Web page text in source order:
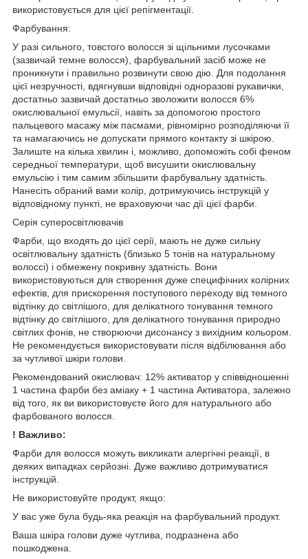
використовується для цієї репігментації.
Фарбування:
У разі сильного, товстого волосся зі щільними лусочками
(зазвичай темне волосся), фарбувальний засіб може не
проникнути і правильно розвинути свою дію. Для подолання
цієї незручності, вдягнувши відповідні одноразові рукавички,
достатньо зазвичай достатньо зволожити волосся 6%
окислювальної емульсії, навіть за допомогою простого
пальцевого масажу між пасмами, рівномірно розподіляючи її
та намагаючись не допускати прямого контакту зі шкірою.
Залиште на кілька хвилин і, можливо, допоможіть собі феном
середньої температури, щоб висушити окислювальну
емульсію і тим самим збільшити фарбувальну здатність.
Нанесіть обраний вами колір, дотримуючись інструкцій у
відповідному пункті, не враховуючи час дії цієї фарби.
Серія суперосвітлювачів
Фарби, що входять до цієї серії, мають не дуже сильну
освітлювальну здатність (близько 5 тонів на натуральному
волоссі) і обмежену покривну здатність. Вони
використовуються для створення дуже специфічних колірних
ефектів, для прискорення поступового переходу від темного
відтінку до світлішого, для делікатного тонування темного
відтінку до світлішого, для делікатного тонування природно
світлих фонів, не створюючи дисонансу з вихідним кольором.
Не рекомендується використовувати після відбілювання або
за чутливої шкіри голови.
Рекомендований окислювач: 12% активатор у співвідношенні
1 частина фарби без аміаку + 1 частина Активатора, залежно
від того, як ви використовуєте його для натурального або
фарбованого волосся.
! Важливо:
Фарби для волосся можуть викликати алергічні реакції, в
деяких випадках серйозні. Дуже важливо дотримуватися
інструкцій.
Не використовуйте продукт, якщо:
У вас уже була будь-яка реакція на фарбувальний продукт.
Ваша шкіра голови дуже чутлива, подразнена або
пошкоджена.